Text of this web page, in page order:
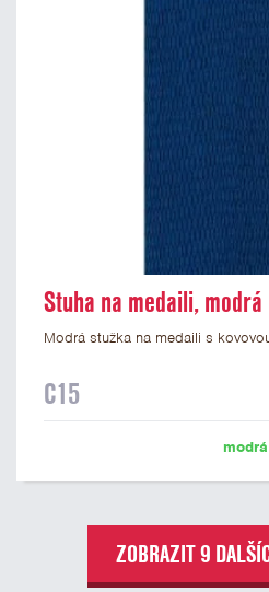
Stuha na medaili, modrá
Modrá stužka na medaili s
C15
modrá
ZOBRAZIT 9